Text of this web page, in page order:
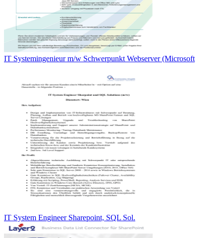
IT Systemingenieur m/w Schwerpunkt Webserver (Microsoft
IT System Engineer Sharepoint, SQL Sol.